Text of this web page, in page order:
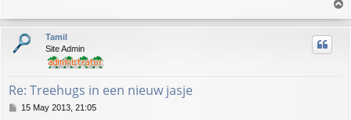
o
p
Tamil
Site Admin
Re: Treehugs in een nieuw jasje
P15 May 2013, 21:05